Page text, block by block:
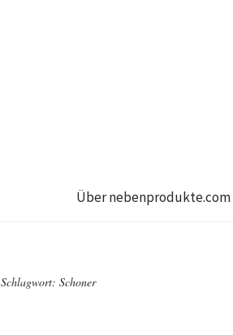
Über nebenprodukte.com
Schlagwort: Schoner